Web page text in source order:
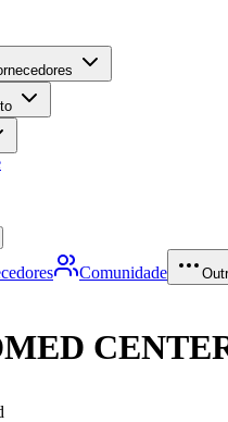
Comunidade